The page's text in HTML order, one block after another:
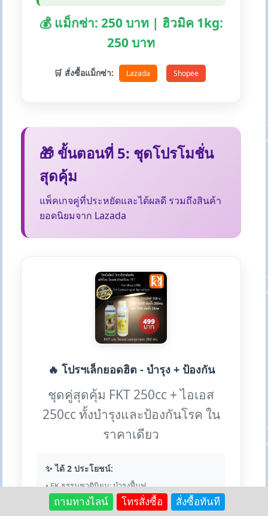
💰 แม็กซ่า: 250 บาท | ฮิวมิค 1kg:
250 บาท
🛒 สั่งซื้อแม็กซ่า: Lazada Shopee
🎁 ขั้นตอนที่ 5: ชุดโปรโมชั่น
สุดคุ้ม
แพ็คเกจคู่ที่ประหยัดและได้ผลดี รวมถึงสินค้า
ยอดนิยมจาก Lazada
🔥 โปรฯเล็กยอดฮิต - บำรุง + ป้องกัน
ชุดคู่สุดคุ้ม FKT 250cc + ไอเอส
250cc ทั้งบำรุงและป้องกันโรค ใน
ราคาเดียว
✨ ได้ 2 ประโยชน์:
• FK ธรรมชาตินิยม: บำรุงฟื้นฟู
• ไอเอส: ป้องกันโรคราต่างๆ
• ผสมน้ำได้รวม 100 ลิตร
ถามทางไลน์ โทรสั่งซื้อ สั่งซื้อทันที